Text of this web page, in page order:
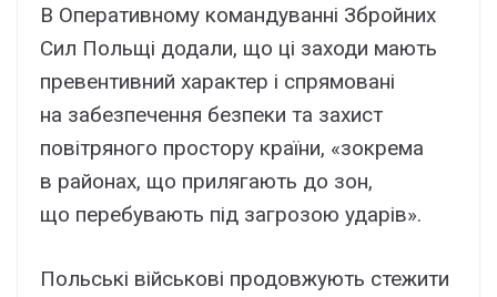
В Оперативному командуванні Збройних
Сил Польщі додали, що ці заходи мають
превентивний характер і спрямовані
на забезпечення безпеки та захист
повітряного простору країни, «зокрема
в районах, що прилягають до зон,
що перебувають під загрозою ударів».
Польські військові продовжують стежити